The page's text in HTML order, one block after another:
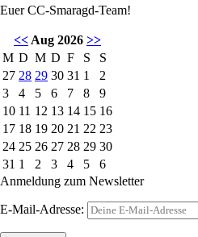
Euer CC-Smaragd-Team!
<< Aug 2026 >>
M D M D F S
S
27 28 29 30 31 1
2
3
4 5 6 7 8
9
10 11 12 13 14 15 16
17 18 19 20 21 22 23
24 25 26 27 28 29 30
31 1 2 3 4 5
6
Anmeldung zum Newsletter
E-Mail-Adresse: